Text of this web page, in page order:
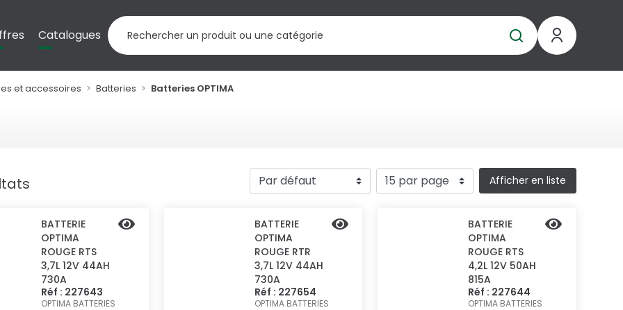
Catalogues
et accessoires Batteries Batteries OPTIMA
Afficher en liste
BATTERIE
OPTIMA
ROUGE RTS
3,7L 12V 44AH
730A
Réf : 227643
OPTIMA BATTERIES
BATTERIE
OPTIMA
ROUGE RTR
3,7L 12V 44AH
730A
Réf : 227654
OPTIMA BATTERIES
BATTERIE
OPTIMA
ROUGE RTS
4,2L 12V 50AH
815A
Réf : 227644
OPTIMA BATTERIES